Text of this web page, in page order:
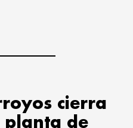
cierra
planta de